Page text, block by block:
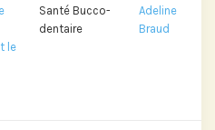
le
Santé Bucco-
dentaire
Adeline
Braud